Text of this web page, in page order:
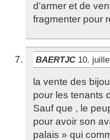
d’armer et de
fragmenter pour
BAERTJC 10.
la vente des
pour les tenants
Sauf que , le
pour avoir son
palais » qui